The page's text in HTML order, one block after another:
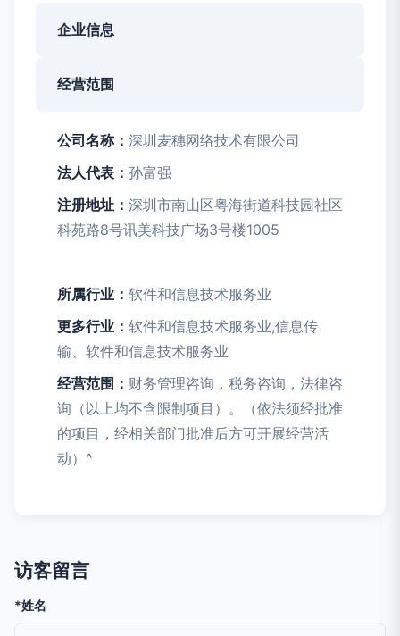
企业信息
经营范围
公司名称： 深圳麦穗网络技术有限公司
法人代表： 孙富强
注册地址： 深圳市南山区粤海街道科技园社区
科苑路8号讯美科技广场3号楼1005
所属行业： 软件和信息技术服务业
更多行业： 软件和信息技术服务业,信息传
输、软件和信息技术服务业
经营范围： 财务管理咨询，税务咨询，法律咨
询（以上均不含限制项目）。（依法须经批准
的项目，经相关部门批准后方可开展经营活
动）^
访客留言
*姓名